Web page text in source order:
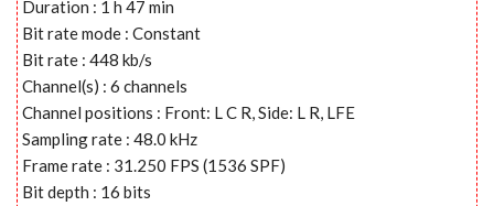
Duration : 1 h 47 min
Bit rate mode : Constant
Bit rate : 448 kb/s
Channel(s) : 6 channels
Channel positions : Front: L C R, Side: L R, LFE
Sampling rate : 48.0 kHz
Frame rate : 31.250 FPS (1536 SPF)
Bit depth : 16 bits